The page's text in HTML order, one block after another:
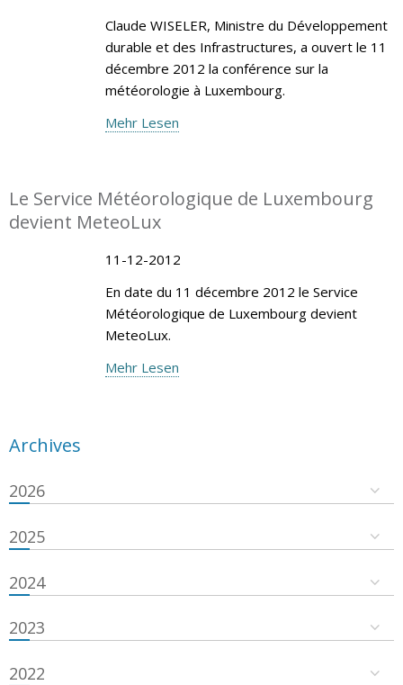
Claude WISELER, Ministre du Développement
durable et des Infrastructures, a ouvert le 11
décembre 2012 la conférence sur la
météorologie à Luxembourg.
Mehr Lesen
Le Service Météorologique de Luxembourg
devient MeteoLux
11-12-2012
En date du 11 décembre 2012 le Service
Météorologique de Luxembourg devient
MeteoLux.
Mehr Lesen
Archives
2026
2025
2024
2023
2022